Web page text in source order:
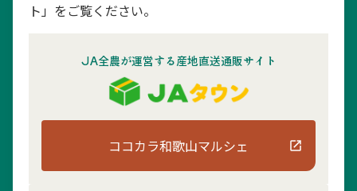
ト」をご覧ください。
JA全農が運営する産地直送通販サイト
ココカラ和歌山マルシェ